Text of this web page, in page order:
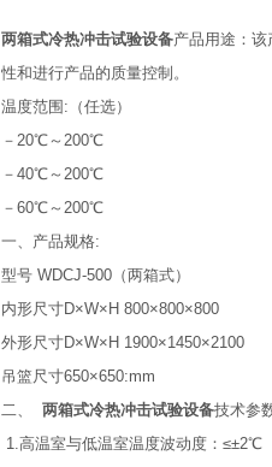
两箱式冷热冲击试验设备产品用途：
性和进行产品的质量控制。
温度范围:（任选）
－20℃～200℃
－40℃～200℃
－60℃～200℃
一、产品规格:
型号 WDCJ-500（两箱式）
内形尺寸D×W×H 800×800×800
外形尺寸D×W×H 1900×1450×2100
吊篮尺寸650×650:mm
二、
两箱式冷热冲击试验设备技术参
1.高温室与低温室温度波动度：≤±2℃